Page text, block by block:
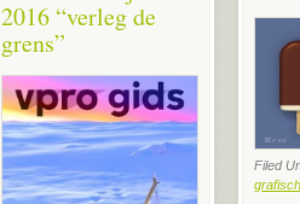
Filed
2016 “verleg de
grens”